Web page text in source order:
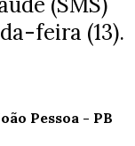
feira (13).
Pessoa - PB